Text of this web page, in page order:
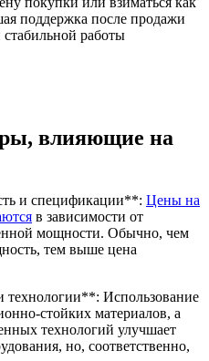
поддержка после продажи
работы
влияющие на
и спецификации**: Цены на
в зависимости от
мощности. Обычно, чем
тем выше цена
Использование
стойких материалов, а
технологий улучшает
но, соответственно,